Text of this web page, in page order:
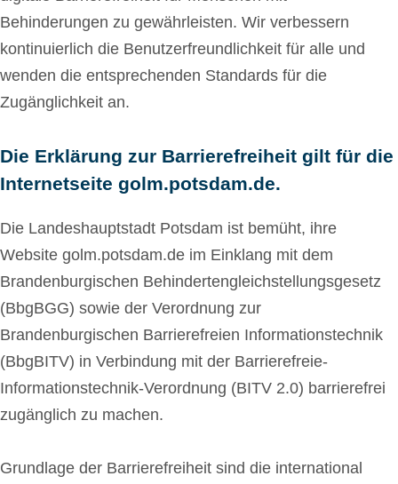
Behinderungen zu gewährleisten. Wir verbessern
kontinuierlich die Benutzerfreundlichkeit für alle und
wenden die entsprechenden Standards für die
Zugänglichkeit an.
Die Erklärung zur Barrierefreiheit gilt für die
Internetseite golm.potsdam.de.
Die Landeshauptstadt Potsdam ist bemüht, ihre
Website golm.potsdam.de im Einklang mit dem
Brandenburgischen Behindertengleichstellungsgesetz
(BbgBGG) sowie der Verordnung zur
Brandenburgischen Barrierefreien Informationstechnik
(BbgBITV) in Verbindung mit der Barrierefreie-
Informationstechnik-Verordnung (BITV 2.0) barrierefrei
zugänglich zu machen.
Grundlage der Barrierefreiheit sind die international